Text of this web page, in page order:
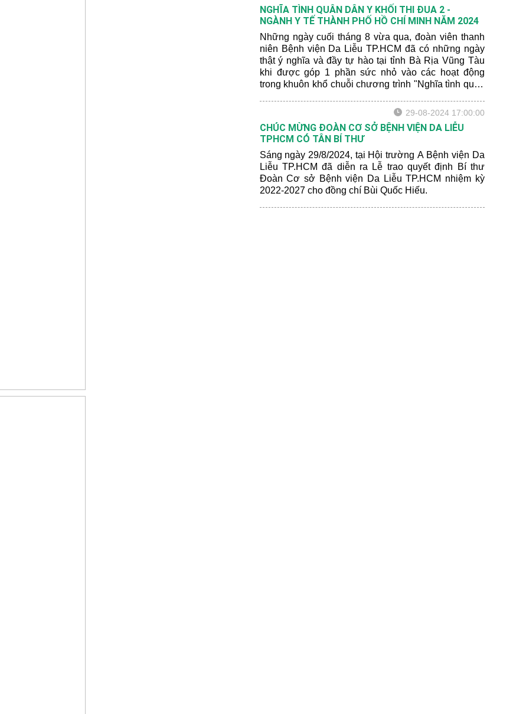
NGHĨA TÌNH QUÂN DÂN Y KHỐI THI ĐUA 2 -
NGÀNH Y TẾ THÀNH PHỐ HỒ CHÍ MINH NĂM 2024
Những ngày cuối tháng 8 vừa qua, đoàn viên thanh
niên Bệnh viện Da Liễu TP.HCM đã có những ngày
thật ý nghĩa và đầy tự hào tại tỉnh Bà Rịa Vũng Tàu
khi được góp 1 phần sức nhỏ vào các hoạt động
trong khuôn khổ chuỗi chương trình "Nghĩa tình quân
29-08-2024 17:00:00
CHÚC MỪNG ĐOÀN CƠ SỞ BỆNH VIỆN DA LIỄU
TPHCM CÓ TÂN BÍ THƯ
Sáng ngày 29/8/2024, tại Hội trường A Bệnh viện Da
Liễu TP.HCM đã diễn ra Lễ trao quyết định Bí thư
Đoàn Cơ sở Bệnh viện Da Liễu TP.HCM nhiệm kỳ
2022-2027 cho đồng chí Bùi Quốc Hiếu.